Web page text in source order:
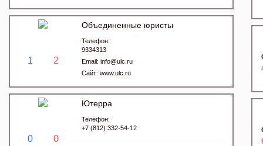
1 2
Объединенные юристы
Телефон:
9334313
Email: info@ulc.ru
Сайт: www.ulc.ru
0 0
Ютерра
Телефон:
+7 (812) 332-54-12